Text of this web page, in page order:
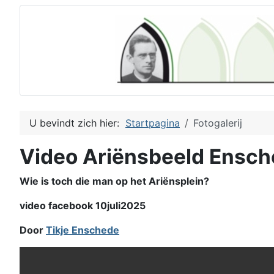
U bevindt zich hier: Startpagina Fotogalerij
Video Ariënsbeeld
Wie is toch die man op het Ariënsplein?
video facebook 10juli2025
Door Tikje Enschede